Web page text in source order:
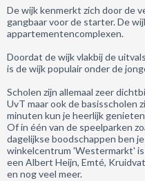
De wijk kenmerkt zich door de
gangbaar voor de starter. De
appartementencomplexen.
Doordat de wijk vlakbij de
is de wijk populair onder de
Scholen zijn allemaal zeer
UvT maar ook de basisscholen
minuten kun je heerlijk
Of in één van de speelparken
dagelijkse boodschappen ben
winkelcentrum 'Westermarkt'
een Albert Heijn, Emté,
en nog veel meer.